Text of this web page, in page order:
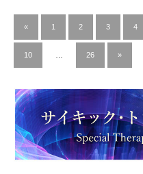
« 1 2 3 4
10 … 26 »